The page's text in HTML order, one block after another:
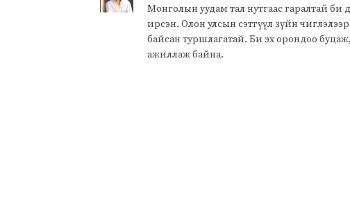
Монголын уудам тал нутгаас гаралтай би
ирсэн. Олон улсын сэтгүүл зүйн
байсан туршлагатай. Би эх орондоо
ажиллаж байна.